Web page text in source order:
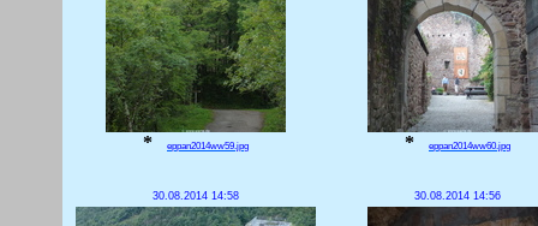
* eppan2014ww59.jpg * eppan2014ww60.jpg
30.08.2014 14:58 30.08.2014 14:56